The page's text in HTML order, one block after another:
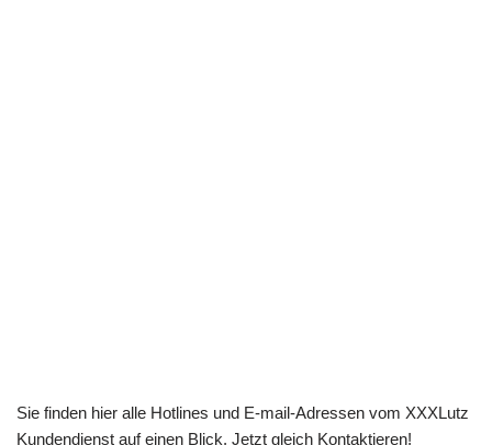
Sie finden hier alle Hotlines und E-mail-Adressen vom XXXLutz
Kundendienst auf einen Blick. Jetzt gleich Kontaktieren!